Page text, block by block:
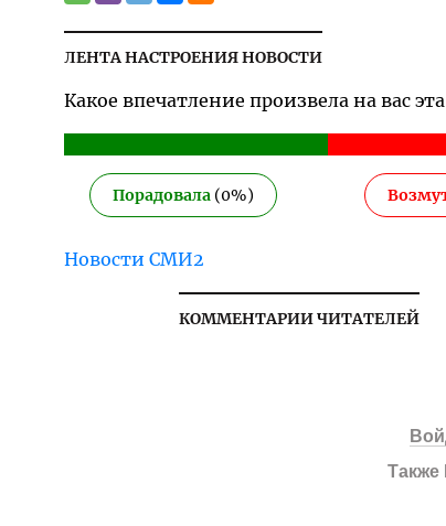
ЛЕНТА НАСТРОЕНИЯ НОВОСТИ
Какое впечатление произвела на вас
Порадовала (0%)
Новости СМИ2
КОММЕНТАРИИ ЧИТАТЕЛЕЙ
Также